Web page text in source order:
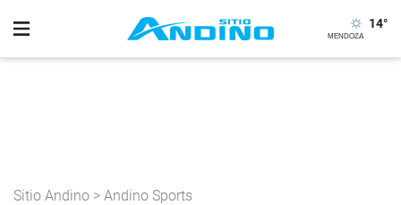
14°
Sitio Andino > Andino Sports